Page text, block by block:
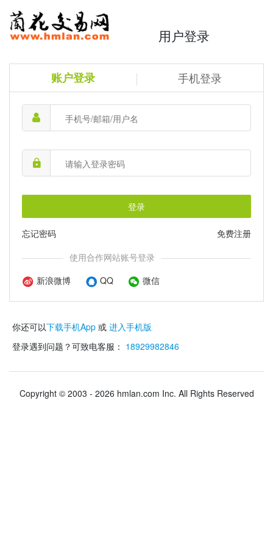
用户登录
账户登录 手机登录
登录
免费注册
忘记密码
使用合作网站账号登录
新浪微博
QQ 微信
你还可以下载手机App 或 进入手机版
登录遇到问题？可致电客服： 18929982846
Copyright © 2003 - 2026 hmlan.com Inc. All Rights Reserved